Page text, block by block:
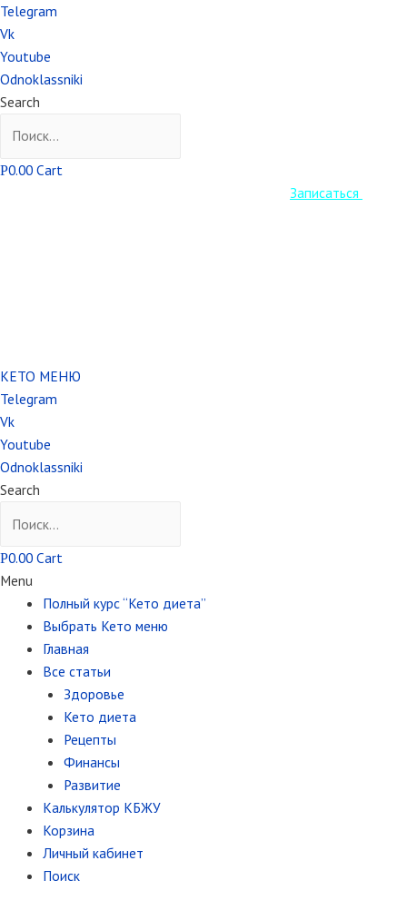
Telegram
Vk
Youtube
Odnoklassniki
Search
Р0.00 Cart
Записаться
КЕТО МЕНЮ
Telegram
Vk
Youtube
Odnoklassniki
Search
Р0.00 Cart
Menu
Полный курс “Кето диета”
Выбрать Кето меню
Главная
Все статьи
Здоровье
Кето диета
Рецепты
Финансы
Развитие
Калькулятор КБЖУ
Корзина
Личный кабинет
Поиск